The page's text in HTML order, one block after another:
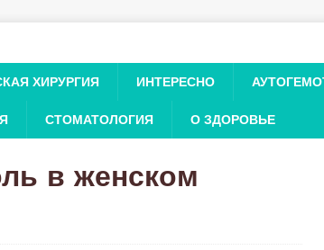
ХИРУРГИЯ ИНТЕРЕСНО
СТОМАТОЛОГИЯ О ЗДОРОВЬЕ
в женском